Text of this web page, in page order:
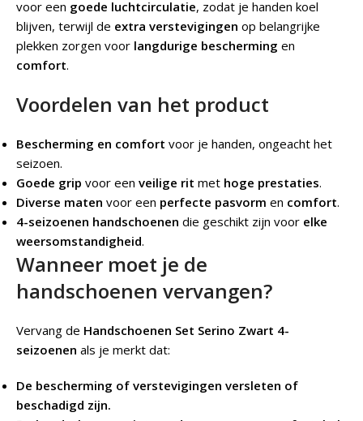
voor een goede luchtcirculatie, zodat je handen koel
blijven, terwijl de extra verstevigingen op belangrijke
plekken zorgen voor langdurige bescherming en
comfort.
Voordelen van het product
Bescherming en comfort voor je handen, ongeacht het
seizoen.
Goede grip voor een veilige rit met hoge prestaties.
Diverse maten voor een perfecte pasvorm en comfort.
4-seizoenen handschoenen die geschikt zijn voor elke
weersomstandigheid.
Wanneer moet je de
handschoenen vervangen?
Vervang de Handschoenen Set Serino Zwart 4-
seizoenen als je merkt dat:
De bescherming of verstevigingen versleten of
beschadigd zijn.